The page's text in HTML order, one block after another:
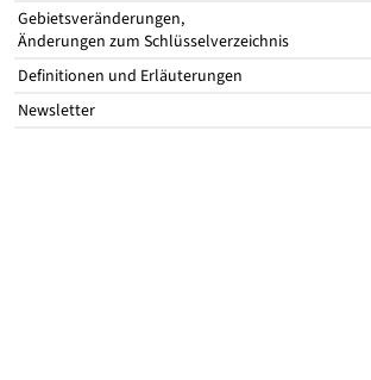
Gebietsveränderungen,
Änderungen zum Schlüsselverzeichnis
Definitionen und Erläuterungen
Newsletter